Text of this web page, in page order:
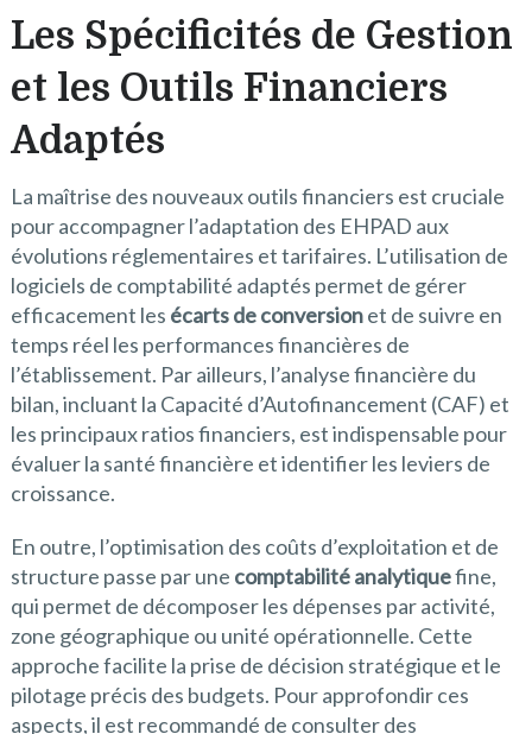
Les Spécificités de Gestion
et les Outils Financiers
Adaptés
La maîtrise des nouveaux outils financiers est cruciale
pour accompagner l’adaptation des EHPAD aux
évolutions réglementaires et tarifaires. L’utilisation de
logiciels de comptabilité adaptés permet de gérer
efficacement les écarts de conversionet de suivre en
temps réel les performances financières de
l’établissement. Par ailleurs, l’analyse financière du
bilan, incluant la Capacité d’Autofinancement (CAF) et
les principaux ratios financiers, est indispensable pour
évaluer la santé financière et identifier les leviers de
croissance.
En outre, l’optimisation des coûts d’exploitation et de
structure passe par une comptabilité analytiquefine,
qui permet de décomposer les dépenses par activité,
zone géographique ou unité opérationnelle. Cette
approche facilite la prise de décision stratégique et le
pilotage précis des budgets. Pour approfondir ces
aspects, il est recommandé de consulter des